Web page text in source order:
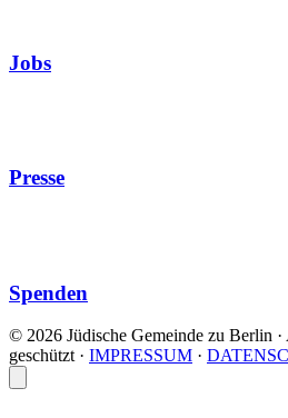
Jobs
Presse
Spenden
© 2026 Jüdische Gemeinde zu Berlin
geschützt · IMPRESSUM ·